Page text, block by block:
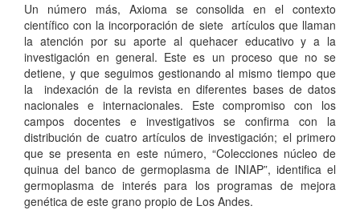
Un número más, Axioma se consolida en el contexto
científico con la incorporación de siete artículos que llaman
la atención por su aporte al quehacer educativo y a la
investigación en general. Este es un proceso que no se
detiene, y que seguimos gestionando al mismo tiempo que
la indexación de la revista en diferentes bases de datos
nacionales e internacionales. Este compromiso con los
campos docentes e investigativos se confirma con la
distribución de cuatro artículos de investigación; el primero
que se presenta en este número, “Colecciones núcleo de
quinua del banco de germoplasma de INIAP”, identifica el
germoplasma de interés para los programas de mejora
genética de este grano propio de Los Andes.